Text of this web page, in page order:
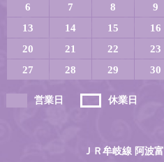
6
7 8 9
13
14 15 16
20
21 22 23
27
28 29 30
営業日 休業日
ＪＲ牟岐線 阿波